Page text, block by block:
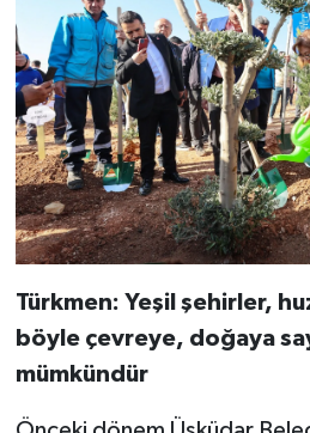
Türkmen: Yeşil şehirler,
böyle çevreye, doğaya
mümkündür